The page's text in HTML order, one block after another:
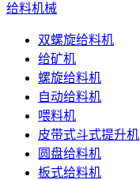
给料机械
双螺旋给料机
给矿机
螺旋给料机
自动给料机
喂料机
皮带式斗式提升机
圆盘给料机
板式给料机